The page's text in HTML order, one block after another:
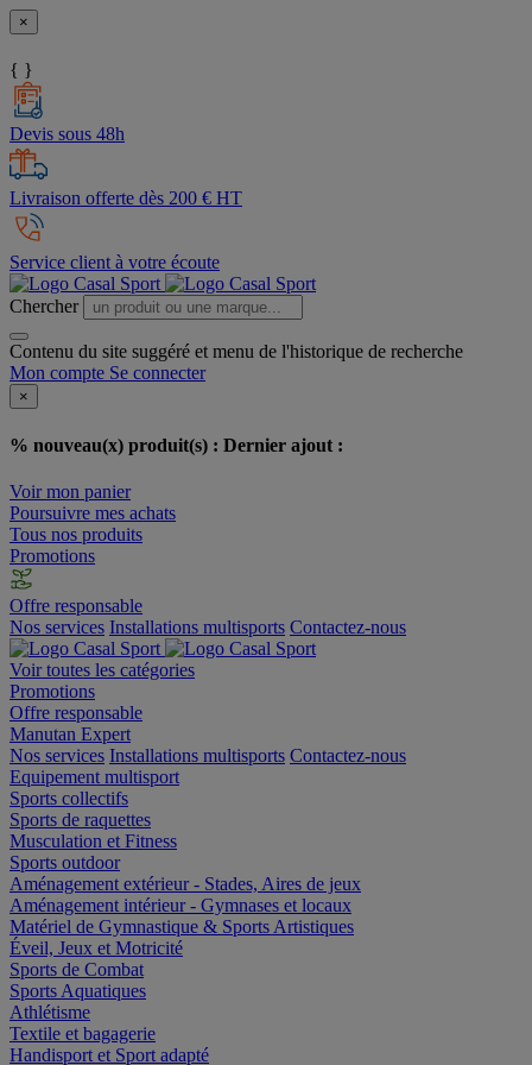
×
{ }
Devis sous 48h
Livraison offerte dès 200 € HT
Service client à votre écoute
Chercher
Contenu du site suggéré et menu de l'historique de recherche
Mon compte Se connecter
×
% nouveau(x) produit(s) : Dernier ajout :
Voir mon panier
Poursuivre mes achats
Tous nos produits
Promotions
Offre responsable
Nos services Installations multisports Contactez-nous
Voir toutes les catégories
Promotions
Offre responsable
Manutan Expert
Nos services Installations multisports Contactez-nous
Equipement multisport
Sports collectifs
Sports de raquettes
Musculation et Fitness
Sports outdoor
Aménagement extérieur - Stades, Aires de jeux
Aménagement intérieur - Gymnases et locaux
Matériel de Gymnastique & Sports Artistiques
Éveil, Jeux et Motricité
Sports de Combat
Sports Aquatiques
Athlétisme
Textile et bagagerie
Handisport et Sport adapté